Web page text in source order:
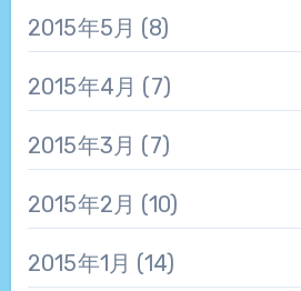
2015年5月 (8)
2015年4月 (7)
2015年3月 (7)
2015年2月 (10)
2015年1月 (14)